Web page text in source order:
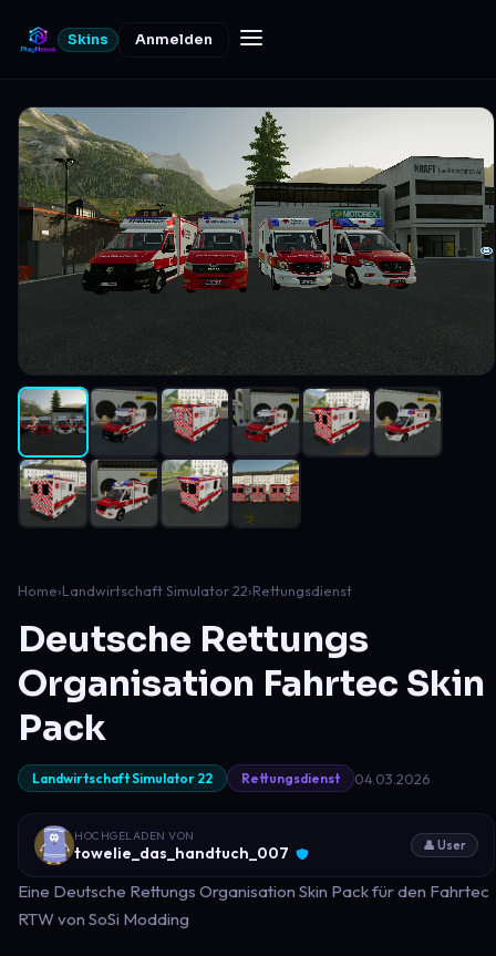
Skins Anmelden
Home›Landwirtschaft Simulator 22›Rettungsdienst
Deutsche Rettungs
Organisation Fahrtec Skin
Pack
Landwirtschaft Simulator 22 Rettungsdienst 04.03.2026
HOCHGELADEN VON
towelie_das_handtuch_007 👤 User
Eine Deutsche Rettungs Organisation Skin Pack für den Fahrtec
RTW von SoSi Modding